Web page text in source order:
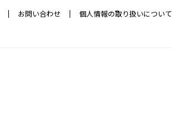
お問い合わせ 個人情報の取り扱いについて